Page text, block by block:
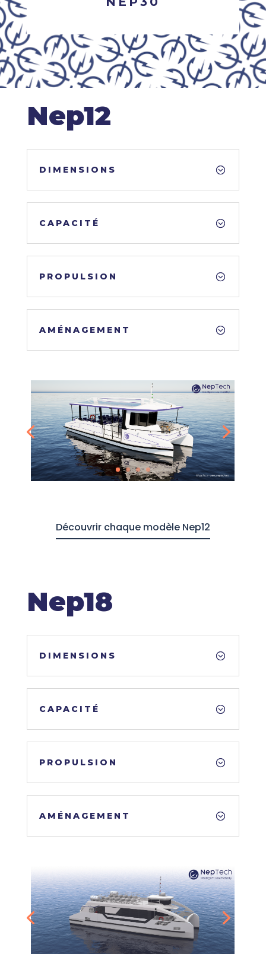
Nep12
DIMENSIONS
CAPACITÉ
PROPULSION
AMÉNAGEMENT
Découvrir chaque modèle Nep12
Nep18
DIMENSIONS
CAPACITÉ
PROPULSION
AMÉNAGEMENT